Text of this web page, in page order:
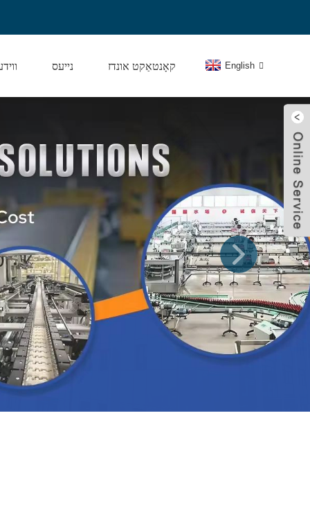
נייעס קאָנטאַקט אונדז English